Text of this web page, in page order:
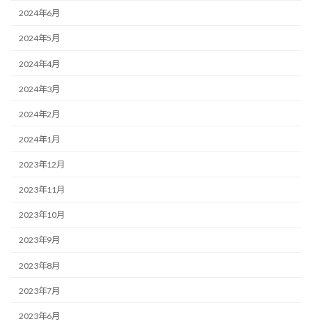
2024年6月
2024年5月
2024年4月
2024年3月
2024年2月
2024年1月
2023年12月
2023年11月
2023年10月
2023年9月
2023年8月
2023年7月
2023年6月